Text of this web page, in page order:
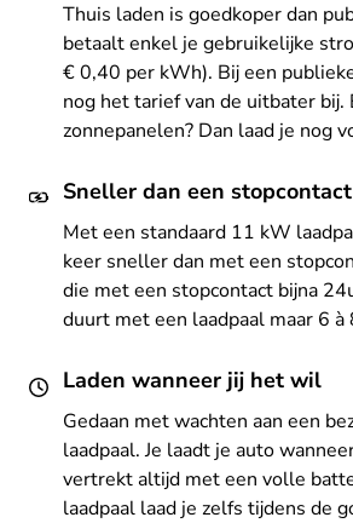
Thuis laden is goedkoper dan
betaalt enkel je gebruikelijke
€ 0,40 per kWh). Bij een
nog het tarief van de uitbater bij.
zonnepanelen? Dan laad je nog
Sneller dan een stopcontact
Met een standaard 11 kW
keer sneller dan met een
die met een stopcontact bijna
duurt met een laadpaal maar 6 à
Laden wanneer jij het wil
Gedaan met wachten aan een
laadpaal. Je laadt je auto
vertrekt altijd met een volle
laadpaal laad je zelfs tijdens de